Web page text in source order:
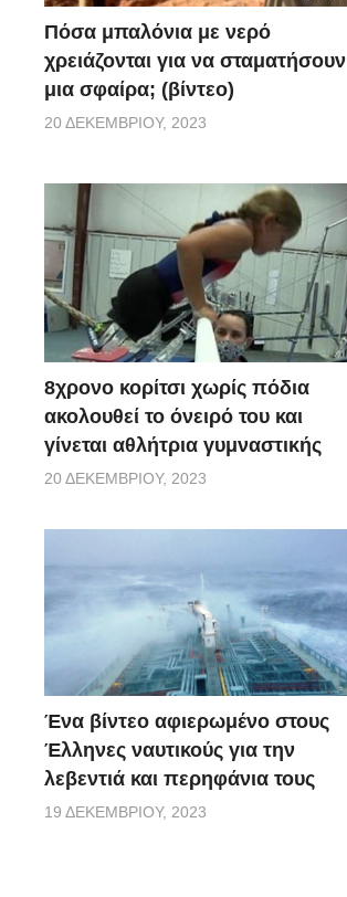
Πόσα μπαλόνια με νερό
χρειάζονται για να σταματήσουν
μια σφαίρα; (βίντεο)
20 ΔΕΚΕΜΒΡΊΟΥ, 2023
8χρονο κορίτσι χωρίς πόδια
ακολουθεί το όνειρό του και
γίνεται αθλήτρια γυμναστικής
20 ΔΕΚΕΜΒΡΊΟΥ, 2023
Ένα βίντεο αφιερωμένο στους
Έλληνες ναυτικούς για την
λεβεντιά και περηφάνια τους
19 ΔΕΚΕΜΒΡΊΟΥ, 2023